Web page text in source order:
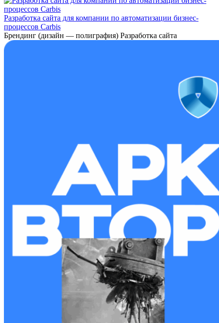
Разработка сайта для компании по автоматизации бизнес-
процессов Carbis
Брендинг (дизайн — полиграфия) Разработка сайта